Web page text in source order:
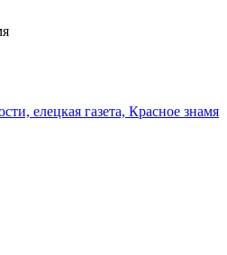
елецкая газета, Красное знамя